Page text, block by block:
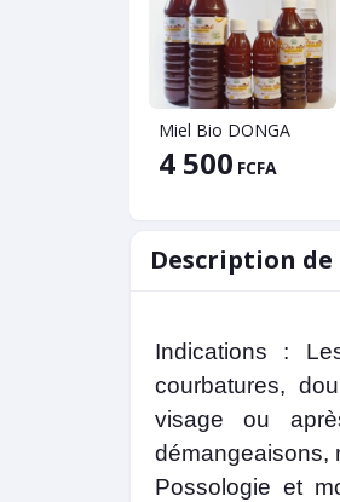
Miel Bio DONGA
4 500 FCFA
Description
Indications :
courbatures,
visage ou
démangeaisons,
Possologie et